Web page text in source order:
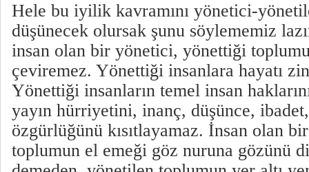
Hele bu iyilik kavramını yönetici-
düşünecek olursak şunu söylememiz
insan olan bir yönetici, yönettiği
çeviremez. Yönettiği insanlara hayatı
Yönettiği insanların temel insan
yayın hürriyetini, inanç, düşünce,
özgürlüğünü kısıtlayamaz. İnsan olan
toplumun el emeği göz nuruna gözünü